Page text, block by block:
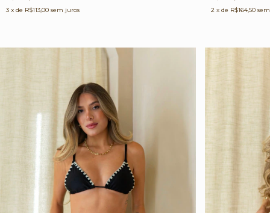
3 x de R$113,00 sem juros 2 x de R$164,50